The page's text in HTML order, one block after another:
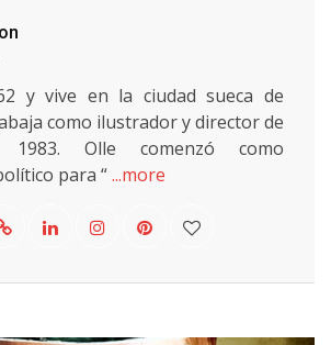
y vive en la ciudad sueca de
como ilustrador y director de
Olle comenzó como
para “...more